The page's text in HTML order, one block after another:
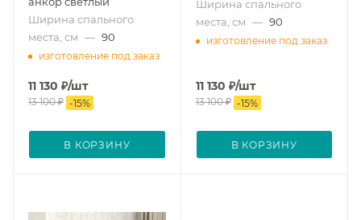
Ширина спального
места, см — 90
изготовление под заказ
11 130 ₽/шт
13 100₽ -15%
В КОРЗИНУ
Ширина спального
места, см — 90
изготовление под заказ
11 130 ₽/шт
13 100₽ -15%
В КОРЗИНУ